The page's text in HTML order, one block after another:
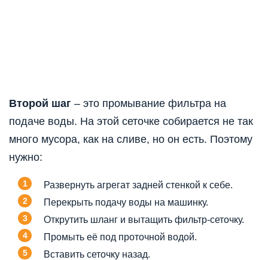
Второй шаг – это промывание фильтра на
подаче воды. На этой сеточке собирается не так
много мусора, как на сливе, но он есть. Поэтому
нужно:
Развернуть агрегат задней стенкой к себе.
Перекрыть подачу воды на машинку.
Открутить шланг и вытащить фильтр-сеточку.
Промыть её под проточной водой.
Вставить сеточку назад.